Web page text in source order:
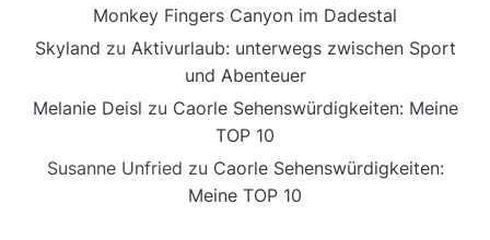
Monkey Fingers Canyon im Dadestal
Skyland zu Aktivurlaub: unterwegs zwischen Sport
und Abenteuer
Melanie Deisl zu Caorle Sehenswürdigkeiten: Meine
TOP 10
Susanne Unfried zu Caorle Sehenswürdigkeiten:
Meine TOP 10